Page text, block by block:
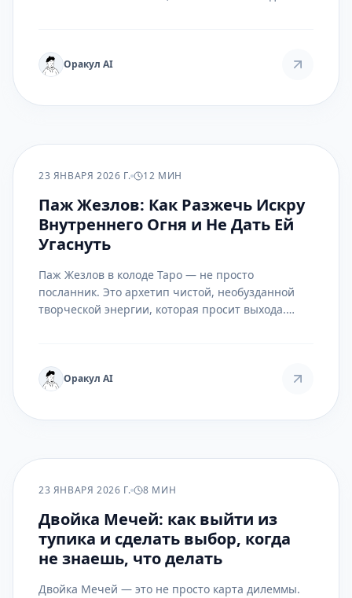
Оракул AI
ПРАКТИКА
23 ЯНВАРЯ 2026 Г. 12 МИН
Паж Жезлов: Как Разжечь Искру
Внутреннего Огня и Не Дать Ей
Угаснуть
Паж Жезлов в колоде Таро — не просто
посланник. Это архетип чистой, необузданной
творческой энергии, которая просит выхода.
тому, как услышать его зов, разжечь этот огонь и
направить в созидательное русло, избежав
Оракул AI
ПРАКТИКА
23 ЯНВАРЯ 2026 Г. 8 МИН
Двойка Мечей: как выйти из
тупика и сделать выбор, когда
не знаешь, что делать
Двойка Мечей — это не просто карта дилеммы.